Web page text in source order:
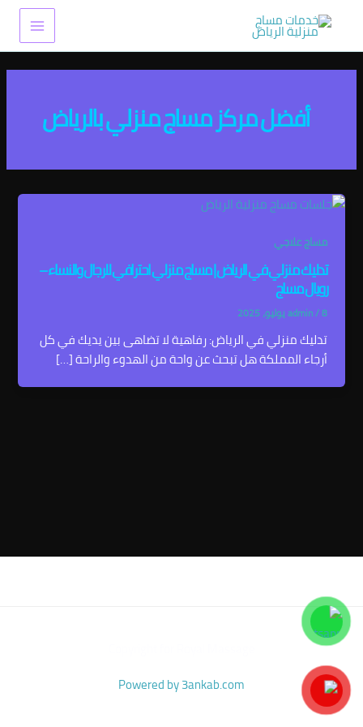
المحتوى
Main
Menu
أفضل مركز مساج منزلي بالرياض
مساج علاجي
تدليك منزلي في الرياض | مساج منزلي احترافي للرجال والنساء –
رويال مساج
admin/8 يوليو، 2025
تدليك منزلي في الرياض: رفاهية لا تضاهى بين يديك في كل
أرجاء المملكة هل تبحث عن واحة من الهدوء والراحة […]
Powered by 3ankab.com